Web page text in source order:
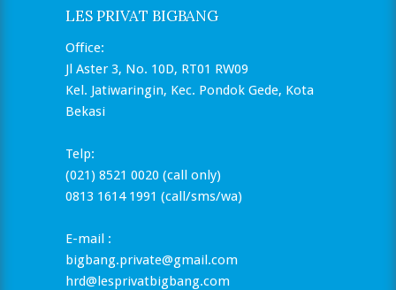
LES PRIVAT BIGBANG
Office:
Jl Aster 3, No. 10D, RT01 RW09
Kel. Jatiwaringin, Kec. Pondok Gede, Kota
Bekasi
Telp:
(021) 8521 0020 (call only)
0813 1614 1991 (call/sms/wa)
E-mail :
bigbang.private@gmail.com
hrd@lesprivatbigbang.com